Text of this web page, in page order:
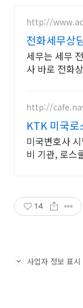
http://
전화세무상
세무는 세무
사 바로 전화
http://
KTK 미국로
미국변호사
비 기관, 로스
14
사업자 정보 표시